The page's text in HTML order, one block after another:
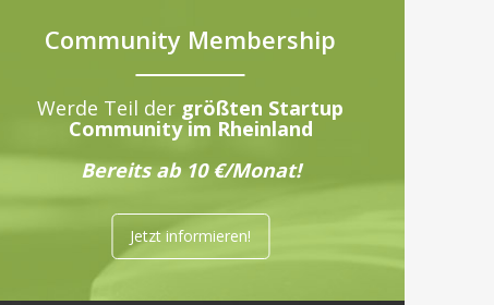
Community Membership
Werde Teil der größten Startup
Community im Rheinland
Bereits ab 10 €/Monat!
Jetzt informieren!